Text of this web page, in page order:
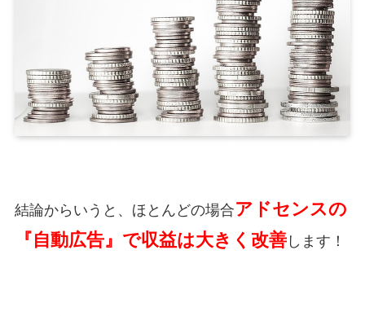
結論からいうと、ほとんどの場合アドセンスの
『自動広告』で収益は大きく改善します！